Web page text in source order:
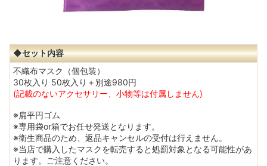
◆セット内容
不織布マスク（個包装）
30枚入り 50枚入り＋別途980円
(記載のないアクセサリー、小物等は付属しません)
※扁平円ゴム
※専用袋or箱でお任せ発送となります。
※衛生商品のため、返品キャンセルの受付は行えません。
※当店で購入したマスクを転売すると処罰対象となる可能性があ
ります。ご注意ください。